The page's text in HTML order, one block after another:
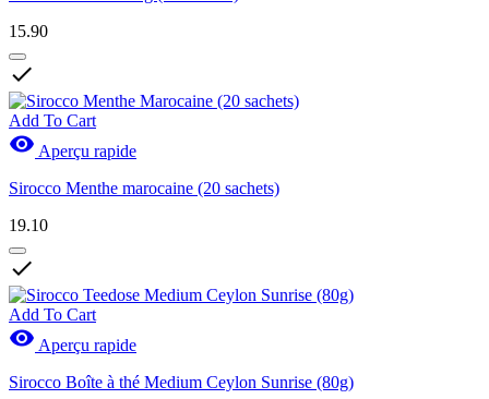
15.90

Add To Cart
 Aperçu rapide
Sirocco Menthe marocaine (20 sachets)
19.10

Add To Cart
 Aperçu rapide
Sirocco Boîte à thé Medium Ceylon Sunrise (80g)